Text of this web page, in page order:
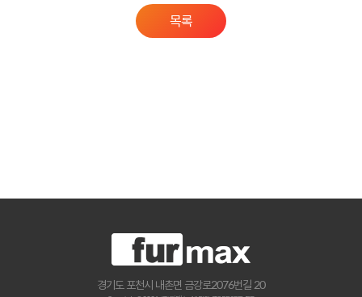
목록
경기도 포천시 내촌면 금강로2076번길 20